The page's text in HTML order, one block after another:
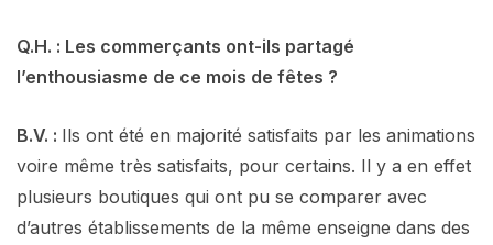
Q.H. : Les commerçants ont-ils partagé
l’enthousiasme de ce mois de fêtes ?
B.V. : Ils ont été en majorité satisfaits par les animations
voire même très satisfaits, pour certains. Il y a en effet
plusieurs boutiques qui ont pu se comparer avec
d’autres établissements de la même enseigne dans des